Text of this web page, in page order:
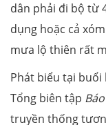
dân phải đi bộ từ
dụng hoặc cả
mưa lộ thiên rất
Phát biểu tại buổi
Tổng biên tập
truyền thống